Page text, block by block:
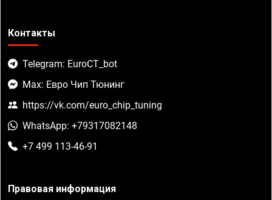
Контакты
Telegram: EuroCT_bot
Max: Евро Чип Тюнинг
https://vk.com/euro_chip_tuning
WhatsApp: +79317082148
+7 499 113-46-91
Правовая информация